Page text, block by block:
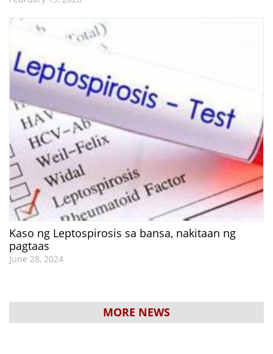
Kaso ng Leptospirosis sa bansa, nakitaan ng
pagtaas
June 28, 2024
MORE NEWS